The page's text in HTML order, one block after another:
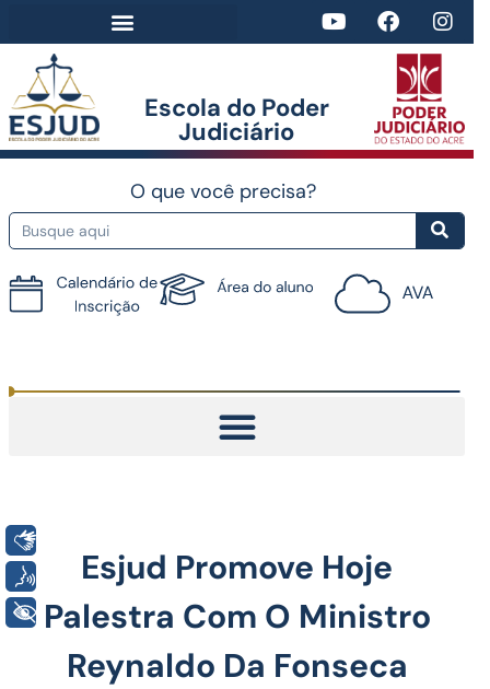
Escola do Poder
Judiciário​
O que você precisa?
Esjud Promove Hoje
Palestra Com O Ministro
Reynaldo Da Fonseca
Voz
+ Acessibilidade